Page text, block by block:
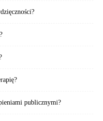
publicznymi?